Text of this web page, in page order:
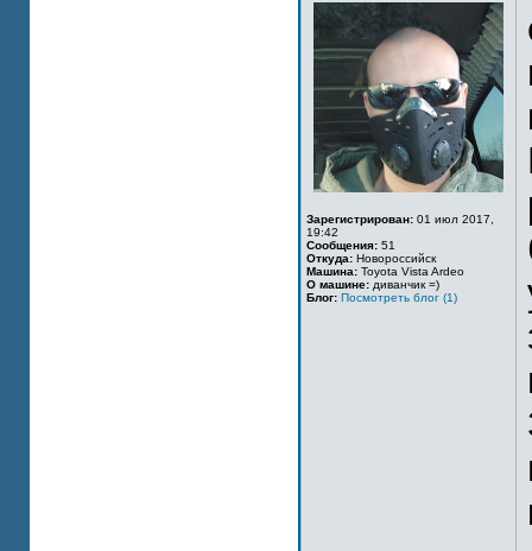
Зарегистрирован: 01 июл 2017,
19:42
Сообщения: 51
Откуда: Новороссийск
Машина: Toyota Vista Ardeo
О машине: диванчик =)
Блог: Посмотреть блог (1)